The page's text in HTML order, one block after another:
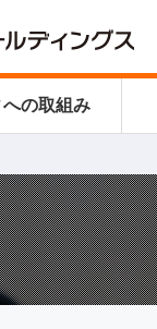
への取組み